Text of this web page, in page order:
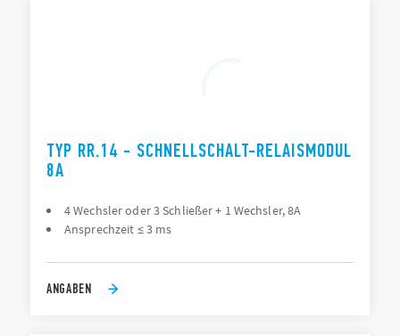
TYP RR.14 - SCHNELLSCHALT-RELAISMODUL
8A
4 Wechsler oder 3 Schließer + 1 Wechsler, 8A
Ansprechzeit ≤ 3 ms
ANGABEN